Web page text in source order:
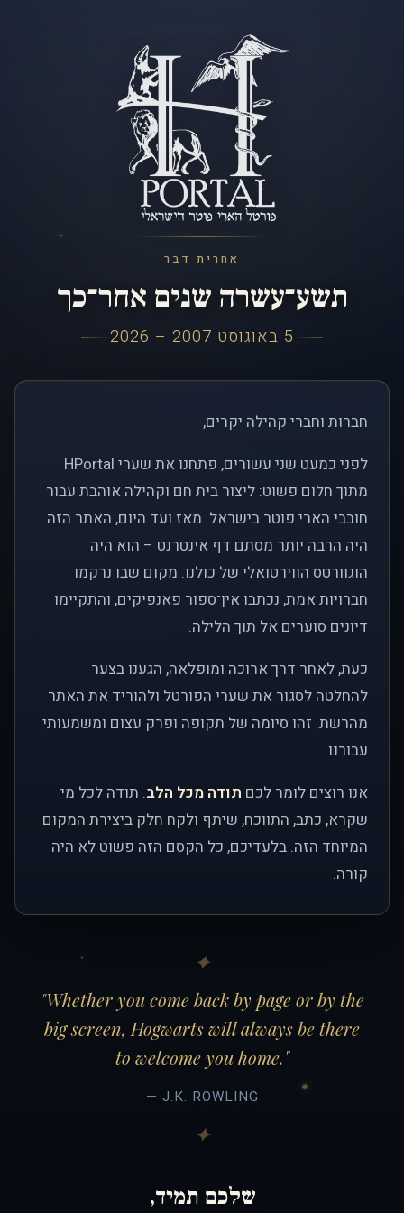
אחרית דבר
תשע־עשרה שנים אחר־כך
5 באוגוסט 2007 – 2026
חברות וחברי קהילה יקרים,
לפני כמעט שני עשורים, פתחנו את שערי HPortal
מתוך חלום פשוט: ליצור בית חם וקהילה אוהבת עבור
חובבי הארי פוטר בישראל. מאז ועד היום, האתר הזה
היה הרבה יותר מסתם דף אינטרנט – הוא היה
הוגוורטס הווירטואלי של כולנו. מקום שבו נרקמו
חברויות אמת, נכתבו אין־ספור פאנפיקים, והתקיימו
דיונים סוערים אל תוך הלילה.
כעת, לאחר דרך ארוכה ומופלאה, הגענו בצער
להחלטה לסגור את שערי הפורטל ולהוריד את האתר
מהרשת. זהו סיומה של תקופה ופרק עצום ומשמעותי
עבורנו.
אנו רוצים לומר לכם תודה מכל הלב. תודה לכל מי
שקרא, כתב, התווכח, שיתף ולקח חלק ביצירת המקום
המיוחד הזה. בלעדיכם, כל הקסם הזה פשוט לא היה
קורה.
"Whether you come back by page or by the
big screen, Hogwarts will always be there
to welcome you home."
— J.K. ROWLING
שלכם תמיד,